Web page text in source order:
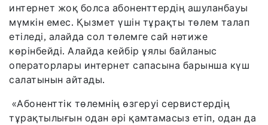
интернет жоқ болса абоненттердің ашуланбауы
мүмкін емес. Қызмет үшін тұрақты төлем талап
етіледі, алайда сол төлемге сай нәтиже
көрінбейді. Алайда кейбір ұялы байланыс
операторлары интернет сапасына барынша күш
салатынын айтады.
«Абоненттік төлемнің өзгеруі сервистердің
тұрақтылығын одан әрі қамтамасыз етіп, одан да